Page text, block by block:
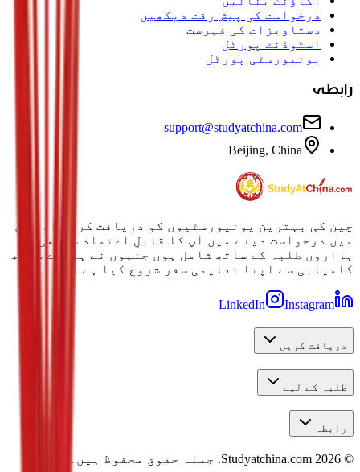
درخواست کی پیش رفت دیکھیں
دستاویزات کی فہرست
اسٹوڈنٹ پورٹل
یونیورسٹی پورٹل
رابطہ
support@studyatchina.com
Beijing, China
چین کی بہترین یونیورسٹیوں کو دریافت کرنے اور ان
میں درخواست دینے میں آپ کا قابلِ اعتماد ساتھی۔
ہزاروں طلبہ کے ساتھ شامل ہوں جنہوں نے ہمارے ساتھ
کامیابی سے اپنا تعلیمی سفر شروع کیا ہے۔
LinkedIn Instagram
دریافت کریں
طلبہ کے لیے
رابطہ
©
2026
جملہ حقوق محفوظ ہیں۔